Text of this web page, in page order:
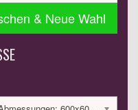
& Neue Wahl